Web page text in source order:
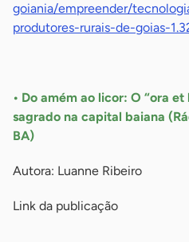
goiania/empreender/
produtores-rurais-de-goias-
• Do amém ao licor: O “ora
sagrado na capital baiana
BA)
Autora: Luanne Ribeiro
Link da publicação